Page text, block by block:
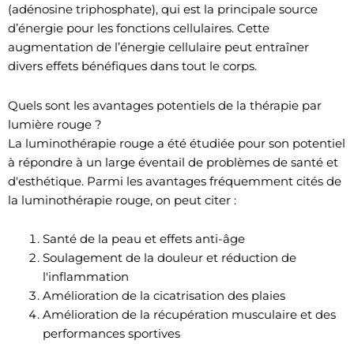
(adénosine triphosphate), qui est la principale source
d’énergie pour les fonctions cellulaires. Cette
augmentation de l’énergie cellulaire peut entraîner
divers effets bénéfiques dans tout le corps.
Quels sont les avantages potentiels de la thérapie par
lumière rouge ?
La luminothérapie rouge a été étudiée pour son potentiel
à répondre à un large éventail de problèmes de santé et
d'esthétique. Parmi les avantages fréquemment cités de
la luminothérapie rouge, on peut citer :
Santé de la peau et effets anti-âge
Soulagement de la douleur et réduction de
l'inflammation
Amélioration de la cicatrisation des plaies
Amélioration de la récupération musculaire et des
performances sportives